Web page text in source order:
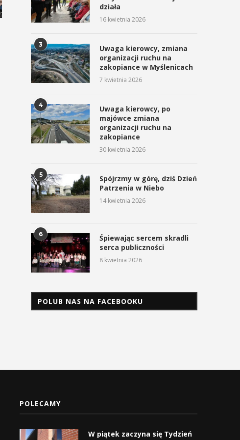
oświetleniem
21 kwietnia 2026
„Działaj...
21 kwietnia 2026
działa
16 kwietnia 2026
3
Uwaga kierowcy, zmiana
organizacji ruchu na
zakopiance w Myślenicach
7 kwietnia 2026
4
Uwaga kierowcy, po
majówce zmiana
organizacji ruchu na
zakopiance
30 kwietnia 2026
5
Spójrzmy w górę, dziś Dzień
Patrzenia w Niebo
14 kwietnia 2026
6
Śpiewając sercem skradli
serca publiczności
8 kwietnia 2026
POLUB NAS NA FACEBOOKU
POLECAMY
W piątek zaczyna się Tydzień